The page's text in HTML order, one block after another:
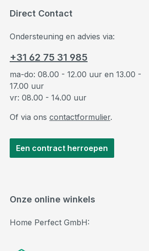
Direct Contact
Ondersteuning en advies via:
+31 62 75 31 985
ma-do: 08.00 - 12.00 uur en 13.00 -
17.00 uur
vr: 08.00 - 14.00 uur
Of via ons contactformulier.
Een contract herroepen
Onze online winkels
Home Perfect GmbH: